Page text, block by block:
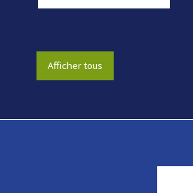
Afficher tous